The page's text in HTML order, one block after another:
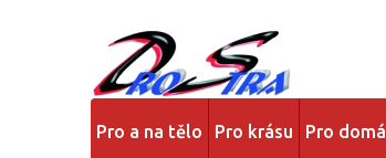
Pro a na tělo Pro krásu Pro